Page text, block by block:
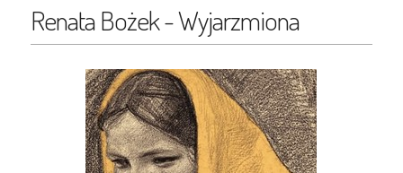
Renata Bożek - Wyjarzmiona